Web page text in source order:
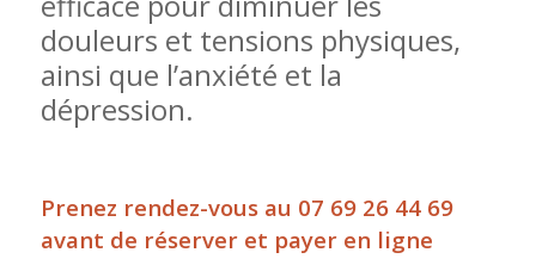
douleurs et tensions physiques,
ainsi que l’anxiété et la
dépression.
Prenez rendez-vous au 07 69 26 44 69
avant de réserver et payer en ligne